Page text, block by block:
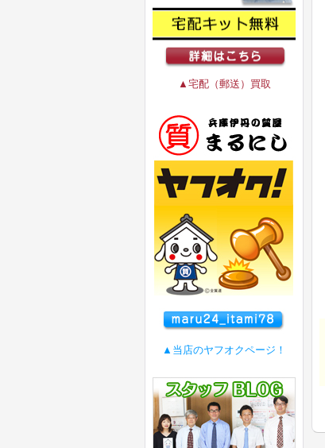
▲宅配（郵送）買取
▲当店のヤフオクページ！